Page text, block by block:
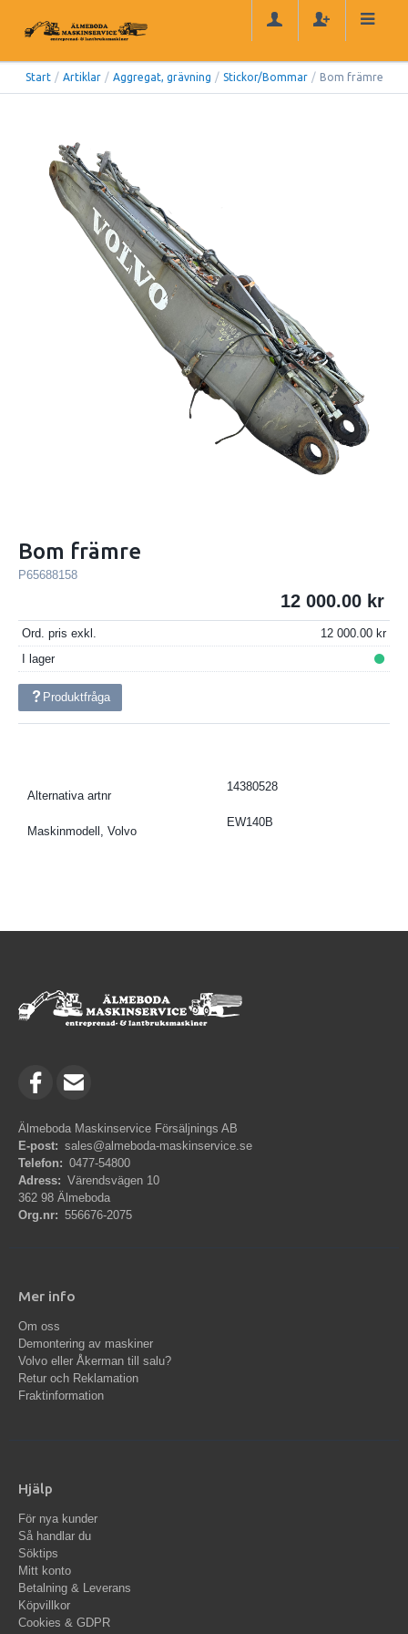
Start / Artiklar / Aggregat, grävning / Stickor/Bommar / Bom främre
Bom främre
P65688158
12 000.00
Ord. pris exkl.
12 000.00
I lager
Produktfråga
Alternativa artnr
14380528
Maskinmodell, Volvo
EW140B
Älmeboda Maskinservice Försäljnings AB
E-post: sales@almeboda-maskinservice.se
Telefon: 0477-54800
Adress: Värendsvägen 10
362 98 Älmeboda
Org.nr: 556676-2075
Mer info
Om oss
Demontering av maskiner
Volvo eller Åkerman till salu?
Retur och Reklamation
Fraktinformation
Hjälp
För nya kunder
Så handlar du
Söktips
Mitt konto
Betalning & Leverans
Köpvillkor
Cookies & GDPR